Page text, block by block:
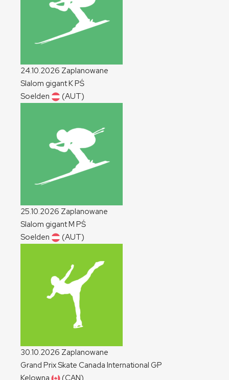
24.10.2026 Zaplanowane
Slalom gigantKPŚ
Soelden
(AUT)
25.10.2026 Zaplanowane
Slalom gigantM PŚ
Soelden
(AUT)
30.10.2026 Zaplanowane
Grand Prix Skate Canada International GP
Kelowna
(CAN)